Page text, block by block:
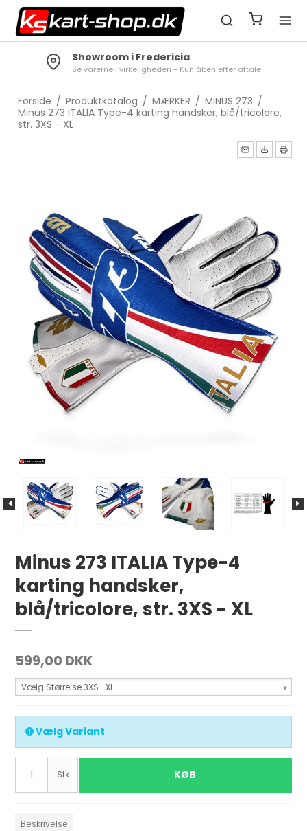
Showroom i Fredericia
Se varerne i virkeligheden - Kun åben efter aftale
Forside / Produktkatalog / MÆRKER / MINUS 273 /
Minus 273 ITALIA Type-4 karting handsker, blå/tricolore,
str. 3XS - XL
Minus 273 ITALIA Type-4
karting handsker,
blå/tricolore, str. 3XS - XL
599,00 DKK
Vælg Størrelse 3XS -XL
Vælg Variant
Stk KØB
Beskrivelse